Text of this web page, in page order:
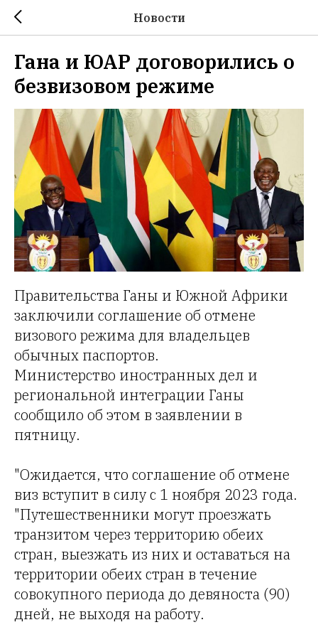
Новости
Гана и ЮАР договорились о
безвизовом режиме
Правительства Ганы и Южной Африки
заключили соглашение об отмене
визового режима для владельцев
обычных паспортов.
Министерство иностранных дел и
региональной интеграции Ганы
сообщило об этом в заявлении в
пятницу.
"Ожидается, что соглашение об отмене
виз вступит в силу с 1 ноября 2023 года.
"Путешественники могут проезжать
транзитом через территорию обеих
стран, выезжать из них и оставаться на
территории обеих стран в течение
совокупного периода до девяноста (90)
дней, не выходя на работу.